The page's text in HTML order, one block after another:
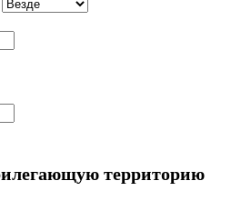
территорию